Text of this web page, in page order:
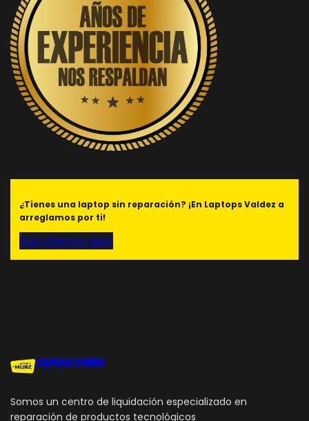
¿Tienes una laptop sin reparación? ¡En Laptops Valdez a
arreglamos por ti!
¡Escríbenos aquí!
Laptops Valdez
Somos un centro de liquidación especializado en
reparación de productos tecnológicos